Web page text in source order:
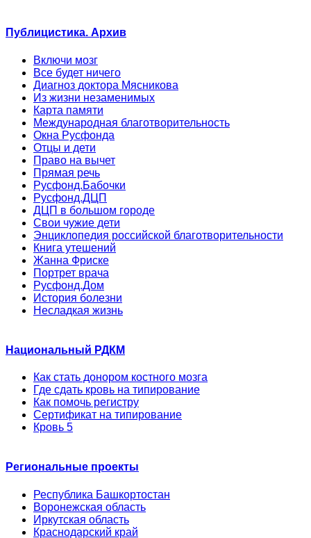
Публицистика. Архив
Включи мозг
Все будет ничего
Диагноз доктора Мясникова
Из жизни незаменимых
Карта памяти
Международная благотворительность
Окна Русфонда
Отцы и дети
Право на вычет
Прямая речь
Русфонд.Бабочки
Русфонд.ДЦП
ДЦП в большом городе
Свои чужие дети
Энциклопедия российской благотворительности
Книга утешений
Жанна Фриске
Портрет врача
Русфонд.Дом
История болезни
Несладкая жизнь
Национальный РДКМ
Как стать донором костного мозга
Где сдать кровь на типирование
Как помочь регистру
Сертификат на типирование
Кровь 5
Региональные проекты
Республика Башкортостан
Воронежская область
Иркутская область
Краснодарский край